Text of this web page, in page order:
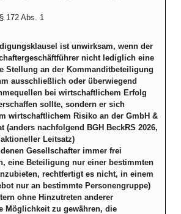
172 Abs. 1
ist unwirksam, wenn der
nicht lediglich eine
Stellung an der Kommanditbeteiligung
ausschließlich oder überwiegend
bei wirtschaftlichem Erfolg
sollte, sondern er sich
wirtschaftlichem Risiko an der GmbH &
(anders nachfolgend BGH BeckRS 2026,
Leitsatz)
Gesellschafter immer frei
eine Beteiligung nur einer bestimmten
rechtfertigt es nicht, in einem
nur an bestimmte Personengruppe)
ohne Hinzutreten anderer
Möglichkeit zu gewähren, die